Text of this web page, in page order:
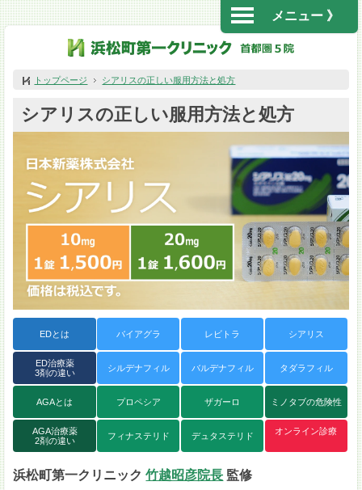
メニュー 》
トップページ シアリスの正しい服用方法と処方
シアリスの正しい服用方法と処方
EDとは バイアグラ レビトラ シアリス
ED治療薬
3剤の違い
シルデナフィル バルデナフィル タダラフィル
AGAとは プロペシア ザガーロ ミノタブの危険性
AGA治療薬
2剤の違い
フィナステリド デュタステリド オンライン診療
浜松町第一クリニック竹越昭彦院長 監修